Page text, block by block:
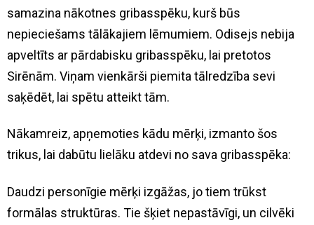
samazina nākotnes gribasspēku, kurš būs
nepieciešams tālākajiem lēmumiem. Odisejs nebija
apveltīts ar pārdabisku gribasspēku, lai pretotos
Sirēnām. Viņam vienkārši piemita tālredzība sevi
saķēdēt, lai spētu atteikt tām.
Nākamreiz, apņemoties kādu mērķi, izmanto šos
trikus, lai dabūtu lielāku atdevi no sava gribasspēka:
Daudzi personīgie mērķi izgāžas, jo tiem trūkst
formālas struktūras. Tie šķiet nepastāvīgi, un cilvēki